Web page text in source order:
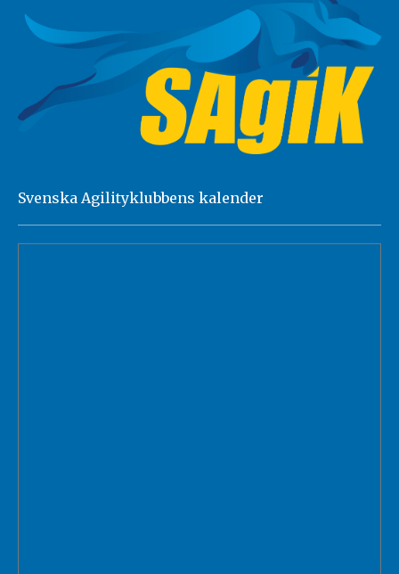
Svenska Agilityklubbens kalender